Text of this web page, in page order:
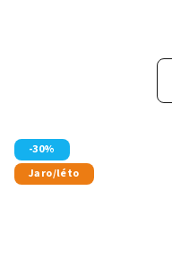
-30%
Jaro/léto